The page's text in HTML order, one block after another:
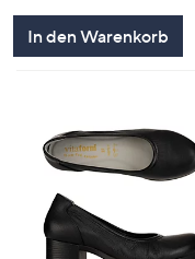
In den Warenkorb